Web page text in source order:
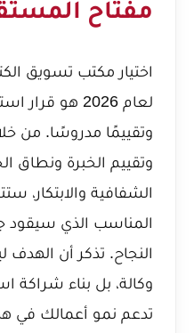
مفتاح
اختيار مكتب تسويق
لعام 2026 هو
وتقييمًا مدروسًا. من
وتقييم الخبرة ونطاق
الشفافية والابتكار،
المناسب الذي سيقود
النجاح. تذكر أن
وكالة، بل بناء شراكة
تدعم نمو أعمالك في